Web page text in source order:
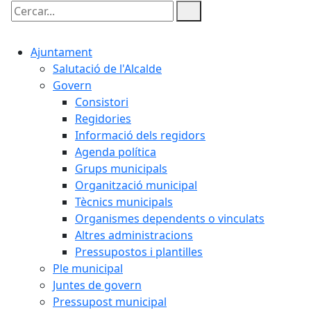
Cercar:
Ajuntament
Salutació de l'Alcalde
Govern
Consistori
Regidories
Informació dels regidors
Agenda política
Grups municipals
Organització municipal
Tècnics municipals
Organismes dependents o vinculats
Altres administracions
Pressupostos i plantilles
Ple municipal
Juntes de govern
Pressupost municipal